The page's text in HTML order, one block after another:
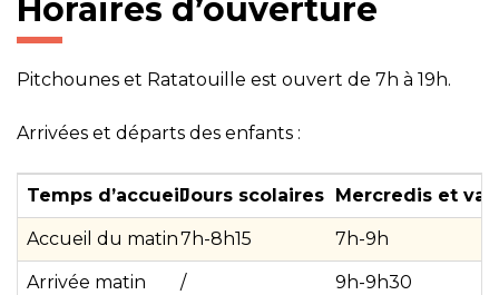
Horaires d’ouverture
Pitchounes et Ratatouille est ouvert de 7h à 19h.
Arrivées et départs des enfants :
Temps d’accueilJours scolaires Mercredis et
Accueil du matin7h-8h15 7h-9h
Arrivée matin / 9h-9h30